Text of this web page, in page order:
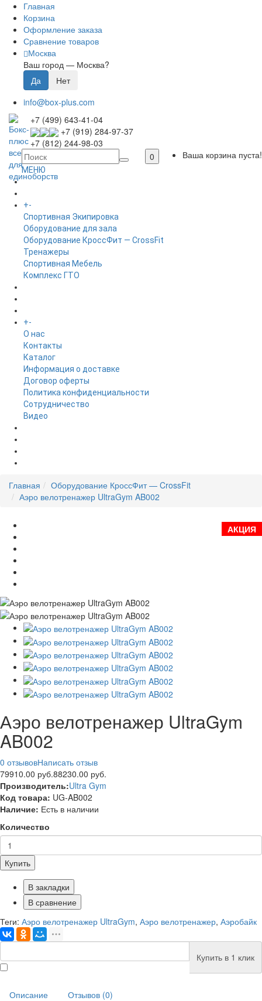
Главная
Корзина
Оформление заказа
Сравнение товаров
Москва
Ваш город — Москва?
info@box-plus.com
+7 (499) 643-41-04
+7 (919) 284-97-37
+7 (812) 244-98-03
0
Ваша корзина пуста!
МЕНЮ
ГЛАВНАЯ
+-
Спортивная Экипировка
Оборудование для зала
Оборудование КроссФит — CrossFit
Тренажеры
Спортивная Мебель
Комплекс ГТО
+-
O нас
Контакты
Каталог
Информация о доставке
Договор оферты
Политика конфиденциальности
Сотрудничество
Видео
Главная
Оборудование КроссФит — CrossFit
Аэро велотренажер UltraGym AB002
АКЦИЯ
Аэро велотренажер UltraGym
AB002
0 отзывовНаписать отзыв
79910.00 руб.88230.00 руб.
Производитель:Ultra Gym
Код товара: UG-AB002
Наличие: Есть в наличии
Количество
Купить
В закладки
В сравнение
Теги: Аэро велотренажер UltraGym, Аэро велотренажер, Аэробайк
Купить в 1 клик
Описание
Отзывов (0)